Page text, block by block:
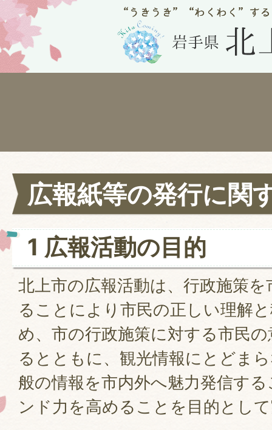
広報紙等の発行に関
1 広報活動の目的
北上市の広報活動は、行政施策
ることにより市民の正しい理解
め、市の行政施策に対する市民
るとともに、観光情報にとどま
般の情報を市内外へ魅力発信す
ンド力を高めることを目的とし